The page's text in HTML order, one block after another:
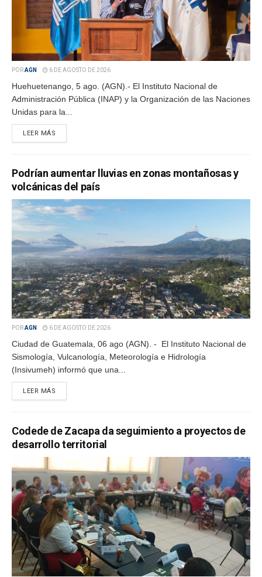
PORAGN 6 DE AGOSTO DE 2026
Huehuetenango, 5 ago. (AGN).- El Instituto Nacional de
Administración Pública (INAP) y la Organización de las Naciones
Unidas para la...
LEER MÁS
Podrían aumentar lluvias en zonas montañosas y
volcánicas del país
PORAGN 6 DE AGOSTO DE 2026
Ciudad de Guatemala, 06 ago (AGN). - El Instituto Nacional de
Sismología, Vulcanología, Meteorología e Hidrología
(Insivumeh) informó que una...
LEER MÁS
Codede de Zacapa da seguimiento a proyectos de
desarrollo territorial